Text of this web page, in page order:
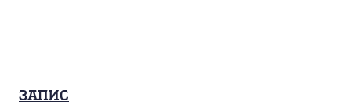
Запис